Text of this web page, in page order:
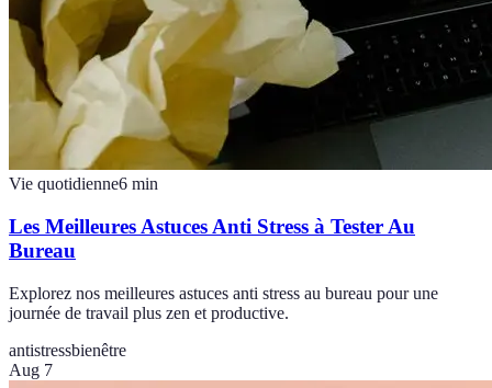
Vie quotidienne6 min
Les Meilleures Astuces Anti Stress à Tester Au
Bureau
Explorez nos meilleures astuces anti stress au bureau pour une
journée de travail plus zen et productive.
antistressbienêtre
Aug 7